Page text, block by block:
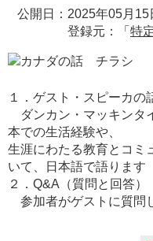
公開日：2025年05月
登録元：「 特
１．ゲスト・スピーカ
ダンカン・マッキンタ
本での生活経験や、
生涯にわたる教育とコミ
いて、日本語で語ります
２．Q&A（質問と回答
参加者がゲストに質問